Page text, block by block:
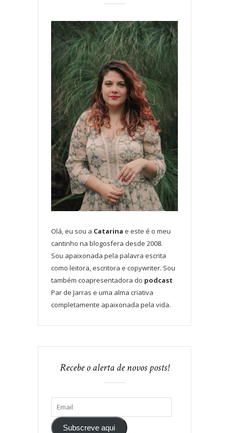
Olá, eu sou a Catarina e este é o meu
cantinho na blogosfera desde 2008.
Sou apaixonada pela palavra escrita
como leitora, escritora e copywriter. Sou
também coapresentadora do podcast
Par de Jarras e uma alma criativa
completamente apaixonada pela vida.
Recebe o alerta de novos posts!
Subscreve aqui